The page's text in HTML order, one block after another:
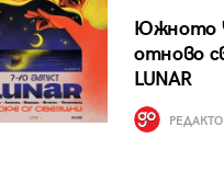
Южното
отново
LUNAR